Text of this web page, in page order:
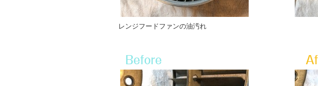
レンジフードファンの油汚れ